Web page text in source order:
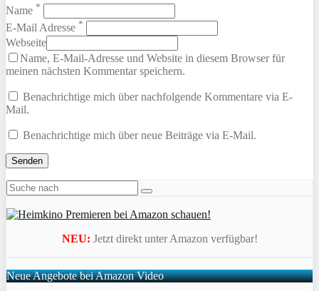
Name *
E-Mail Adresse *
Webseite
Name, E-Mail-Adresse und Website in diesem Browser für
meinen nächsten Kommentar speichern.
Benachrichtige mich über nachfolgende Kommentare via E-
Mail.
Benachrichtige mich über neue Beiträge via E-Mail.
NEU: Jetzt direkt unter Amazon verfügbar!
Neue Angebote bei Amazon Video